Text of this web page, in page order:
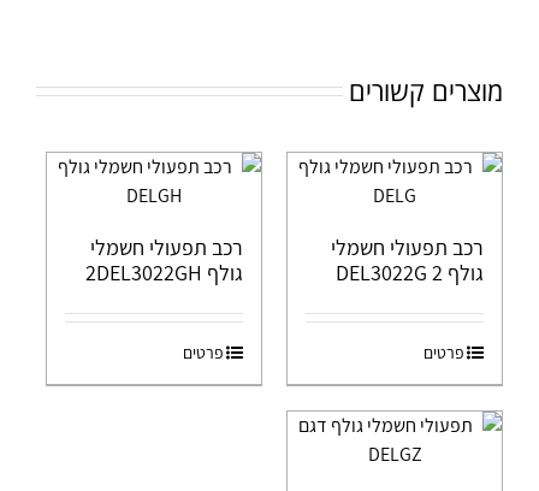
מוצרים קשורים
רכב תפעולי חשמלי
גולף DEL3022G 2
פרטים
רכב תפעולי חשמלי
גולף 2DEL3022GH
פרטים